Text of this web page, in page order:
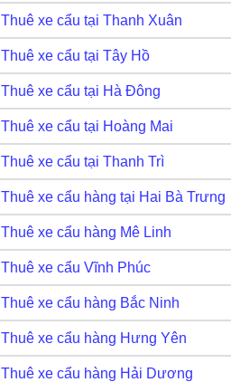
Thuê xe cẩu tại Thanh Xuân
Thuê xe cẩu tại Tây Hồ
Thuê xe cẩu tại Hà Đông
Thuê xe cẩu tại Hoàng Mai
Thuê xe cẩu tại Thanh Trì
Thuê xe cẩu hàng tại Hai Bà Trưng
Thuê xe cẩu hàng Mê Linh
Thuê xe cẩu Vĩnh Phúc
Thuê xe cẩu hàng Bắc Ninh
Thuê xe cẩu hàng Hưng Yên
Thuê xe cẩu hàng Hải Dương